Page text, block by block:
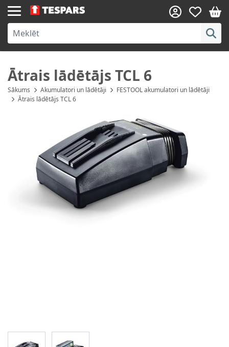
Skip to Content
Ātrais lādētājs TCL 6
Sākums Akumulatori un lādētāji
FESTOOL akumulatori un lādētāji
Ātrais lādētājs TCL 6